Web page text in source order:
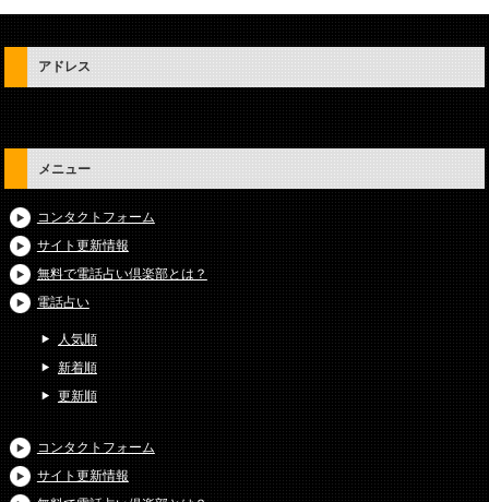
アドレス
メニュー
コンタクトフォーム
サイト更新情報
無料で電話占い倶楽部とは？
電話占い
人気順
新着順
更新順
コンタクトフォーム
サイト更新情報